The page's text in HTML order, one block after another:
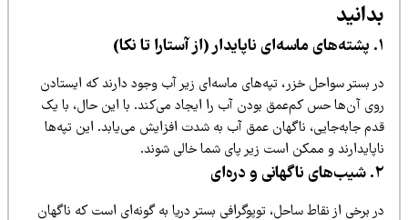
بستر سواحل خزر، تپه‌های ماسه‌ای زیر آب وجود دارند که ایستادن
آن‌ها حس کم‌عمق بودن آب را ایجاد می‌کند. با این حال، با یک
جابه‌جایی، ناگهان عمق آب به شدت افزایش می‌یابد. این تپه‌ها
و ممکن است زیر پای شما خالی شوند.
برخی از نقاط ساحل، توپوگرافی بستر دریا به گونه‌ای است که ناگهان